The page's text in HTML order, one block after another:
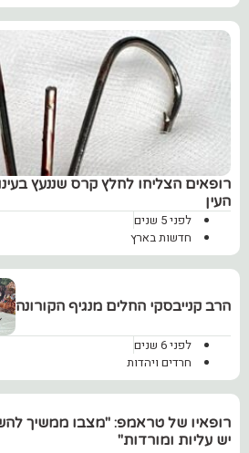
רופאים הצליחו לחלץ קרס שננעץ
העין
לפני 5 שנים
חדשות בארץ
‏הרב קנייבסקי החלים מנגיף הקורונה
לפני 6 שנים
חרדים ויהדות
‏רופאיו של טראמפ: "מצבו ממשיך
יש עליות ומורדות"